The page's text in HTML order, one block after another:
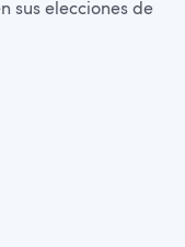
sus elecciones de